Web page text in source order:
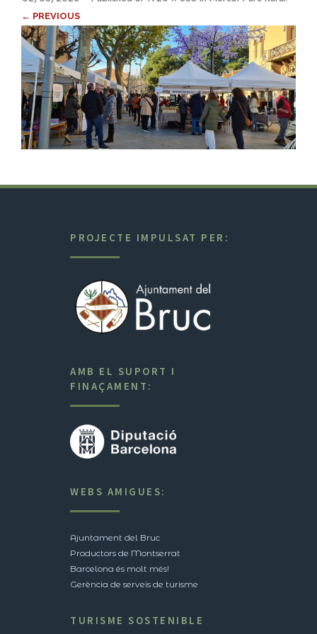
← PREVIOUS
PROJECTE IMPULSAT PER:
AMB EL SUPORT I
FINAÇAMENT:
WEBS AMIGUES:
Ajuntament del Bruc
Productors de Montserrat
Barcelona és molt més!
Gerència de serveis de turisme
TURISME SOSTENIBLE